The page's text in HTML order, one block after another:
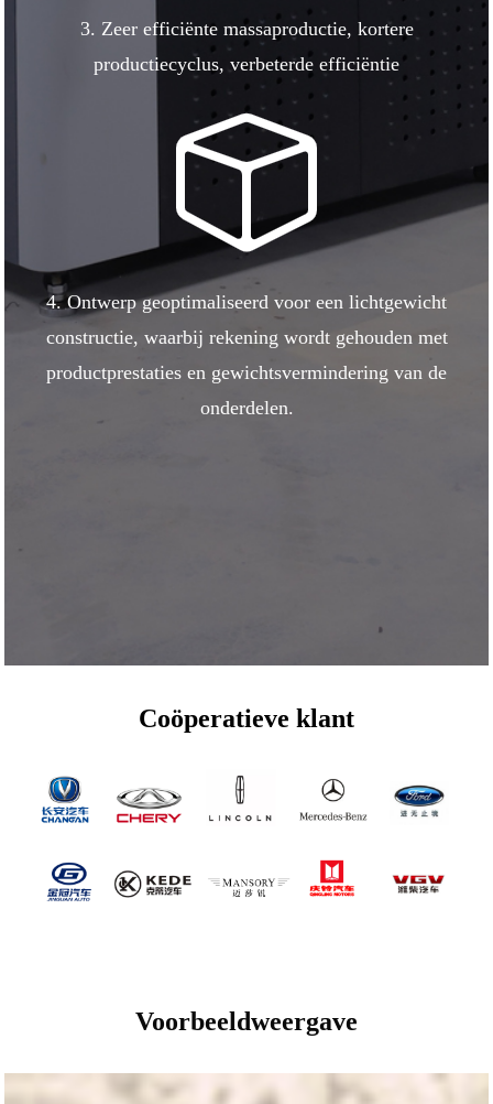
3. Zeer efficiënte massaproductie, kortere
productiecyclus, verbeterde efficiëntie
4. Ontwerp geoptimaliseerd voor een lichtgewicht
constructie, waarbij rekening wordt gehouden met
productprestaties en gewichtsvermindering van de
onderdelen.
Coöperatieve klant
Voorbeeldweergave